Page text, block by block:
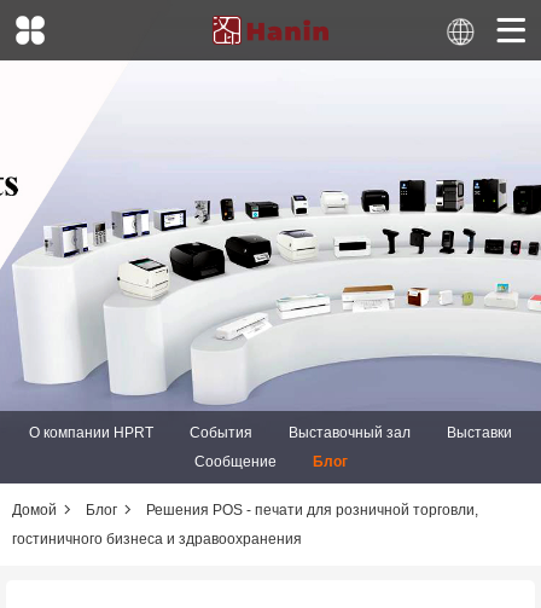
О компании HPRT События Выставочный зал
Выставки
Сообщение
Блог
Домой Блог
Решения POS - печати для розничной торговли,
гостиничного бизнеса и здравоохранения